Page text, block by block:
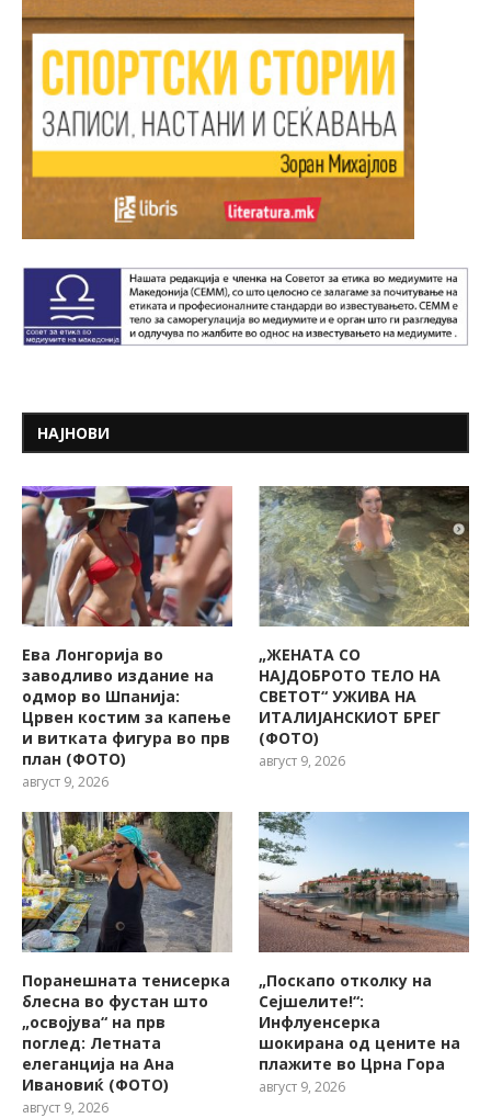
НАЈНОВИ
Ева Лонгорија во
заводливо издание на
одмор во Шпанија:
Црвен костим за капење
и витката фигура во прв
план (ФОТО)
август 9, 2026
„ЖЕНАТА СО
НАЈДОБРОТО ТЕЛО НА
СВЕТОТ“ УЖИВА НА
ИТАЛИЈАНСКИОТ БРЕГ
(ФОТО)
август 9, 2026
Поранешната тенисерка
блесна во фустан што
„освојува“ на прв
поглед: Летната
елеганција на Ана
Ивановиќ (ФОТО)
август 9, 2026
„Поскапо отколку на
Сејшелите!“:
Инфлуенсерка
шокирана од цените на
плажите во Црна Гора
август 9, 2026